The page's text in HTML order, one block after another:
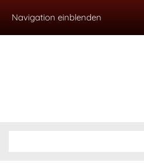
Navigation einblenden